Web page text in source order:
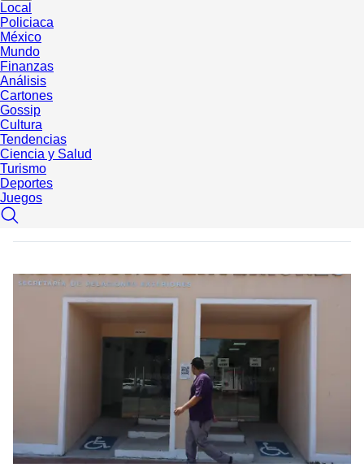
Local
Policiaca
México
Mundo
Finanzas
Análisis
Cartones
Gossip
Cultura
Tendencias
Ciencia y Salud
Turismo
Deportes
Juegos